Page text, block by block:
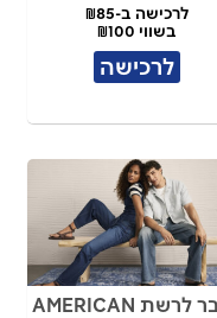
לרכישה ב-₪85
בשווי ₪100
לרכישה
שובר לרשת AMERICAN